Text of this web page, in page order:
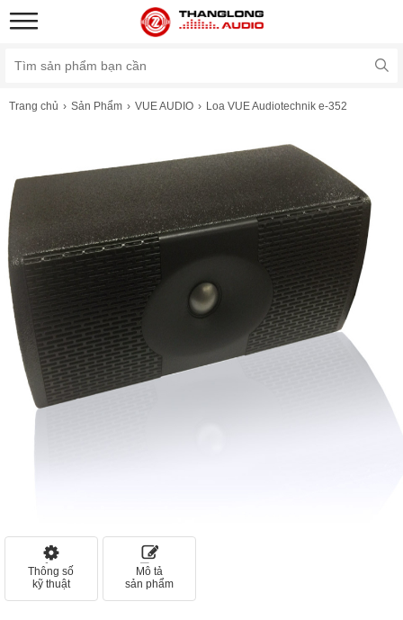
Trang chủ Sản Phẩm VUE AUDIO Loa VUE Audiotechnik e-352
Thông số
kỹ thuật
Mô tả
sản phẩm